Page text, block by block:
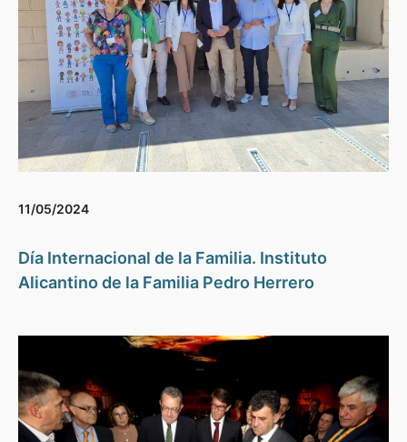
11/05/2024
Día Internacional de la Familia. Instituto
Alicantino de la Familia Pedro Herrero